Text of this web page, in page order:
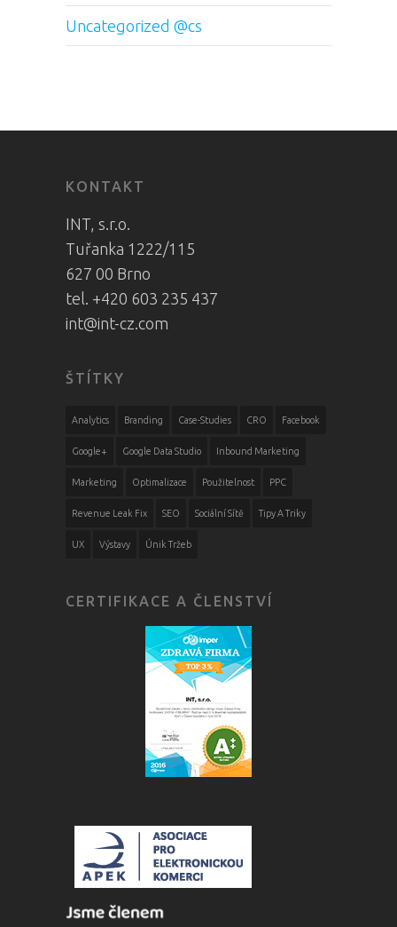
Uncategorized @cs
KONTAKT
INT, s.r.o.
Tuřanka 1222/115
627 00 Brno
tel. +420 603 235 437
int@int-cz.com
ŠTÍTKY
Analytics Branding Case-Studies CRO Facebook
Google+ Google Data Studio Inbound Marketing
Marketing Optimalizace Použitelnost PPC
Revenue Leak Fix SEO Sociální Sítě Tipy A Triky
UX Výstavy Únik Tržeb
CERTIFIKACE A ČLENSTVÍ